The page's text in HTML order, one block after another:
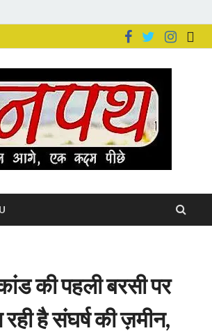
की पहली बरसी पर
है संघर्ष की ज़मीन,